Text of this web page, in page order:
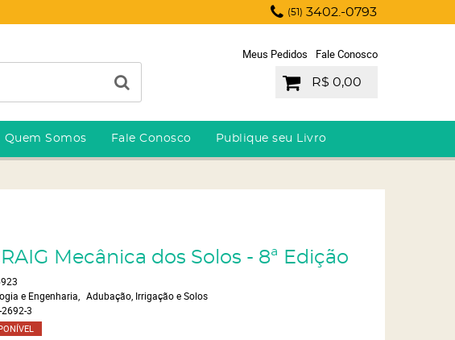
(51) 3402.-0793
Meus Pedidos Fale Conosco
R$ 0,00
Quem Somos Fale Conosco Publique seu Livro
Mecânica dos Solos - 8ª Edição
e Engenharia
Adubação, Irrigação e Solos
3